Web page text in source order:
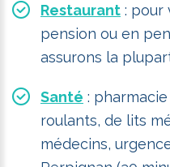
Restaurant : pour
pension ou en
assurons la
Santé :
roulants, de lits
médecins,